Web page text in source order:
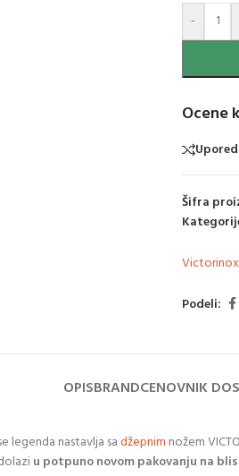
-
Ocene
Šifra
Victorinox
Podeli:
OPISBRANDCENOVNIK
legenda nastavlja sadžepnim nožem
u potpuno novom pakovanju na